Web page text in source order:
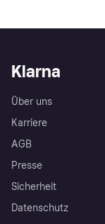
Klarna
Über uns
Karriere
AGB
Presse
Sicherheit
Datenschutz